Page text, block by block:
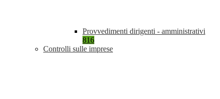
Provvedimenti dirigenti - amministrativi
816
Controlli sulle imprese